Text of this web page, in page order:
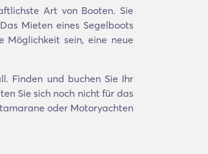
Art von Booten. Sie
Mieten eines Segelboots
sein, eine neue
Finden und buchen Sie Ihr
Sie sich noch nicht für das
oder Motoryachten